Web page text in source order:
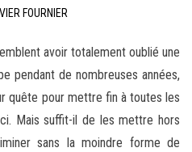
FOURNIER
avoir totalement oublié une
pendant de nombreuses années,
quête pour mettre fin à toutes les
Mais suffit-il de les mettre hors
sans la moindre forme de